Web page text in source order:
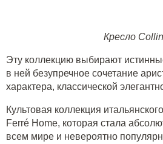
Кресло
Эту коллекцию выбирают
в ней безупречное сочетание
характера, классической
Культовая коллекция
Ferré Home, которая стала
всем мире и невероятно